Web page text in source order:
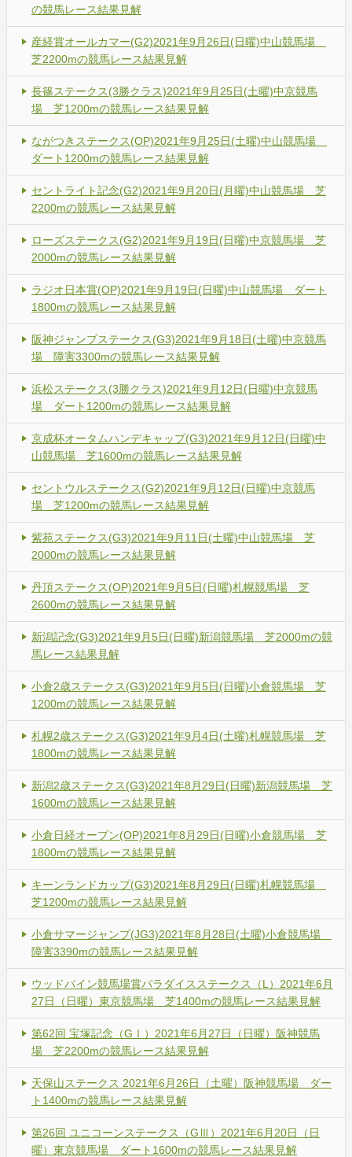
の競馬レース結果見解
産経賞オールカマー(G2)2021年9月26日(日曜)中山競馬場
芝2200mの競馬レース結果見解
長篠ステークス(3勝クラス)2021年9月25日(土曜)中京競馬
場 芝1200mの競馬レース結果見解
ながつきステークス(OP)2021年9月25日(土曜)中山競馬場
ダート1200mの競馬レース結果見解
セントライト記念(G2)2021年9月20日(月曜)中山競馬場 芝
2200mの競馬レース結果見解
ローズステークス(G2)2021年9月19日(日曜)中京競馬場 芝
2000mの競馬レース結果見解
ラジオ日本賞(OP)2021年9月19日(日曜)中山競馬場 ダート
1800mの競馬レース結果見解
阪神ジャンプステークス(G3)2021年9月18日(土曜)中京競馬
場 障害3300mの競馬レース結果見解
浜松ステークス(3勝クラス)2021年9月12日(日曜)中京競馬
場 ダート1200mの競馬レース結果見解
京成杯オータムハンデキャップ(G3)2021年9月12日(日曜)中
山競馬場 芝1600mの競馬レース結果見解
セントウルステークス(G2)2021年9月12日(日曜)中京競馬
場 芝1200mの競馬レース結果見解
紫苑ステークス(G3)2021年9月11日(土曜)中山競馬場 芝
2000mの競馬レース結果見解
丹頂ステークス(OP)2021年9月5日(日曜)札幌競馬場 芝
2600mの競馬レース結果見解
新潟記念(G3)2021年9月5日(日曜)新潟競馬場 芝2000mの競
馬レース結果見解
小倉2歳ステークス(G3)2021年9月5日(日曜)小倉競馬場 芝
1200mの競馬レース結果見解
札幌2歳ステークス(G3)2021年9月4日(土曜)札幌競馬場 芝
1800mの競馬レース結果見解
新潟2歳ステークス(G3)2021年8月29日(日曜)新潟競馬場 芝
1600mの競馬レース結果見解
小倉日経オープン(OP)2021年8月29日(日曜)小倉競馬場 芝
1800mの競馬レース結果見解
キーンランドカップ(G3)2021年8月29日(日曜)札幌競馬場
芝1200mの競馬レース結果見解
小倉サマージャンプ(JG3)2021年8月28日(土曜)小倉競馬場
障害3390mの競馬レース結果見解
ウッドバイン競馬場賞パラダイスステークス（L）2021年6月
27日（日曜）東京競馬場 芝1400mの競馬レース結果見解
第62回 宝塚記念（GⅠ）2021年6月27日（日曜）阪神競馬
場 芝2200mの競馬レース結果見解
天保山ステークス 2021年6月26日（土曜）阪神競馬場 ダー
ト1400mの競馬レース結果見解
第26回 ユニコーンステークス（GⅢ）2021年6月20日（日
曜）東京競馬場 ダート1600mの競馬レース結果見解